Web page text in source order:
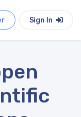
Sign In